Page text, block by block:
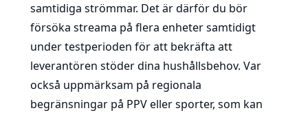
samtidiga strömmar. Det är därför du bör
försöka streama på flera enheter samtidigt
under testperioden för att bekräfta att
leverantören stöder dina hushållsbehov. Var
också uppmärksam på regionala
begränsningar på PPV eller sporter, som kan